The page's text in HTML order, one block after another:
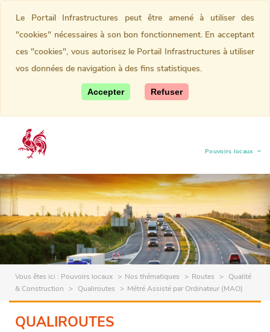
Pouvoirs locaux
(current)
Vous êtes ici : Pouvoirs locaux Nos thématiques Routes
Qualité
& Construction
Qualiroutes Métré Assisté par Ordinateur (MAO)
QUALIROUTES
Le Portail Infrastructures peut être amené à utiliser des
"cookies" nécessaires à son bon fonctionnement. En acceptant
ces "cookies", vous autorisez le Portail Infrastructures à utiliser
vos données de navigation à des fins statistiques.
Accepter Refuser